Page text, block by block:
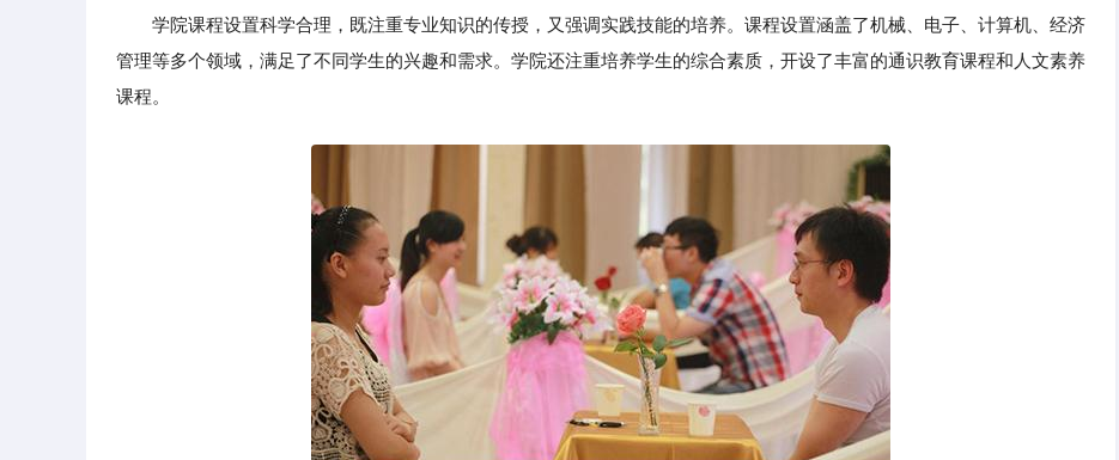
学院课程设置科学合理，既注重专业知识的传授，又强调实践技能的培养。课程设置涵盖了机械、电子、计算机、经济
管理等多个领域，满足了不同学生的兴趣和需求。学院还注重培养学生的综合素质，开设了丰富的通识教育课程和人文素养
课程。